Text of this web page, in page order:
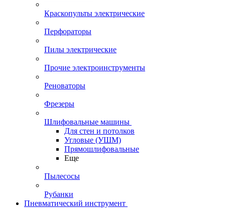
Краскопульты электрические
Перфораторы
Пилы электрические
Прочие электроинструменты
Реноваторы
Фрезеры
Шлифовальные машины
Для стен и потолков
Угловые (УШМ)
Прямошлифовальные
Еще
Пылесосы
Рубанки
Пневматический инструмент